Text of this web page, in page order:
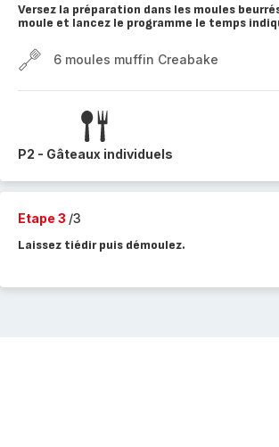
Versez la préparation dans les moules
moule et lancez le programme le temps
6 moules muffin Creabake
P2 - Gâteaux individuels
Etape 3 /3
Laissez tiédir puis démoulez.